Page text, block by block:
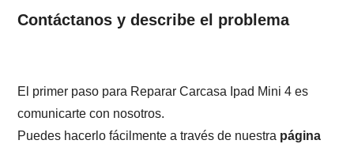
Contáctanos y describe el problema
El primer paso para Reparar Carcasa Ipad Mini 4 es
comunicarte con nosotros.
Puedes hacerlo fácilmente a través de nuestra página